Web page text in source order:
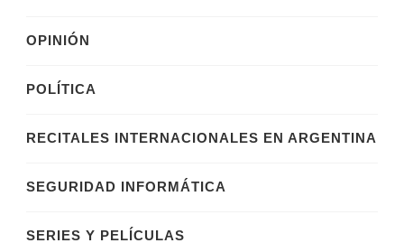
OPINIÓN
POLÍTICA
RECITALES INTERNACIONALES EN ARGENTINA
SEGURIDAD INFORMÁTICA
SERIES Y PELÍCULAS